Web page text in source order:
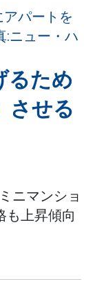
るため
させる
ニマンショ
も上昇傾向